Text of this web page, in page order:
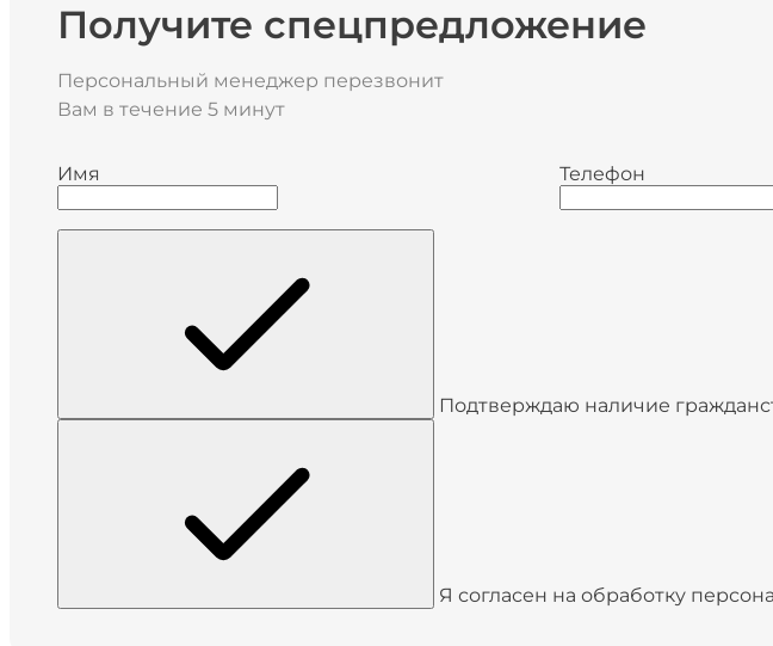
Получите спецпредложение
Персональный менеджер перезвонит
Вам в течение 5 минут
Имя Телефон
Подтверждаю наличие
Я согласен на обработку